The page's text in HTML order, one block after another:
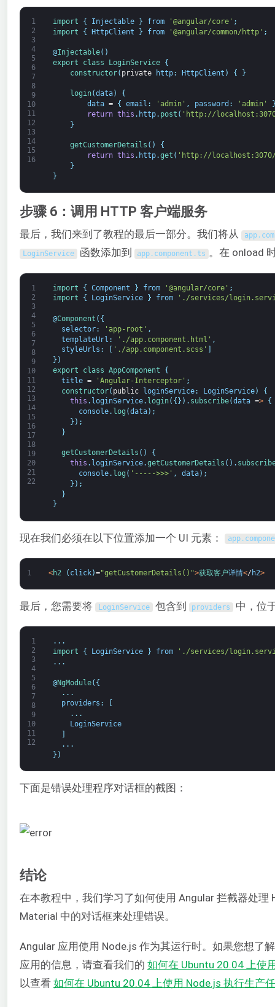
1
2
3
4
5
6
7
8
9
10
11
12
13
14
15
16
import { Injectable } from '@angular/core' ;
import
{ HttpClient } from '@angular/common/http' ;
@Injectable( )
export
class LoginService
{
constructor( private http: HttpClient ) { }
login(data)
{
data = { email : 'admin' , password : 'admin'
return this . http. post ( 'http://
}
getCustomerDetails ( )
{
return this . http.get ( 'http://
}
}
步骤 6：调用 HTTP 客户端服务
最后，我们来到了教程的最后一部分。我们将从 app.
LoginService 函数添加到 app . component .ts 。在 onload
1
2
3
4
5
6
7
8
9
10
11
12
13
14
15
16
17
18
19
20
21
22
import { Component } from '@angular/core' ;
import
{ LoginService } from './services/
@Component ( {
selector: 'app-root' ,
templateUrl : './app.component.html' ,
styleUrls : './app.component.scss'
} )
export
class AppComponent
{
title = 'Angular-Interceptor' ;
constructor( public loginService: LoginService)
{
this . loginService. login( { } ) . subscribe(data =>
{
console. log (data) ;
} ) ;
}
getCustomerDetails ( )
{
this . loginService.getCustomerDetails ( ) .
console. log ( '----->>>' , data) ;
} ) ;
}
}
现在我们必须在以下位置添加一个 UI 元素： app.
1 <h2 ( click)="getCustomerDetails()">获取客户详情</ h2>
最后，您需要将 LoginService 包含到 providers 中，位
1
2
3
4
5
6
7
8
9
10
11
12
. . .
import
{ LoginService } from
'./services/
. . .
@NgModule( {
. . .
providers :
. . .
LoginService
]
. . .
} )
下面是错误处理程序对话框的截图：
结论
在本教程中，我们学习了如何使用 Angular 拦截器处
Material 中的对话框来处理错误。
Angular 应用使用 Node.js 作为其运行时。如果您想了
应用的信息，请查看我们的 如何在 Ubuntu 20.04 上使
以查看 如何在 Ubuntu 20.04 上使用 Node.js 执行生产